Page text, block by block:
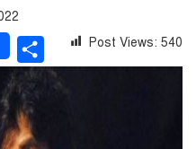
Share
Post Views: 540